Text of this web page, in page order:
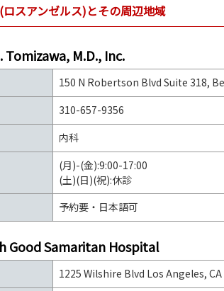
スアンゼルス)とその周辺地域
Tomizawa, M.D., Inc.
150 N Robertson Blvd Suite 318,
310-657-9356
内科
(月)-(金):9:00-17:00
(土)(日)(祝):休診
予約要・日本語可
Good Samaritan Hospital
1225 Wilshire Blvd Los Angeles, CA